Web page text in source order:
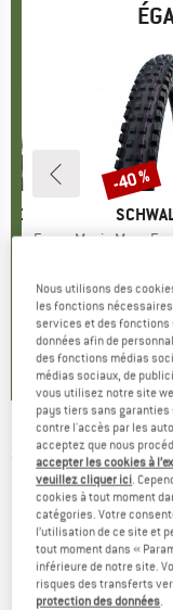
27,5'' (55-584)
Article
Magic Mary Evolution AddixUltraSoft SuperGravity
Remise
-40 %
SCHWALBE -
Bikepark Wired
(0)
Nous utilisons des
les fonctions
services et des fonctions
données afin de
des fonctions médias
médias sociaux, de
vous utilisez notre site
pays tiers sans
contre l'accès par les
acceptez que nous
accepter les cookies à
veuillez cliquer ici.
cookies à tout moment
catégories. Votre
l’utilisation de ce site et
tout moment dans «
inférieure de notre site.
risques des transferts
protection des données.